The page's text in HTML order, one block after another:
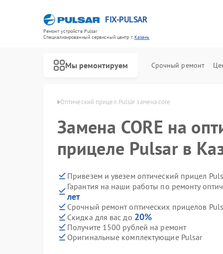
FIX-PULSAR
Ремонт устройств Pulsar
Специализированный cервисный центр г.Казань
Мы ремонтируем Срочный ремонт
Оптический прицел Pulsar замена core
Замена CORE на
прицеле Pulsar в
Привезем и увезем оптический прицел
Гарантия на наши работы по ремонту
лет
Срочный ремонт оптических прицелов
Скидка для вас до 20%
Получите 1500 рублей на ремонт
Оригинальные комплектующие Pulsar